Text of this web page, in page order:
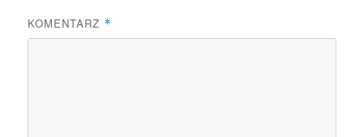
KOMENTARZ *